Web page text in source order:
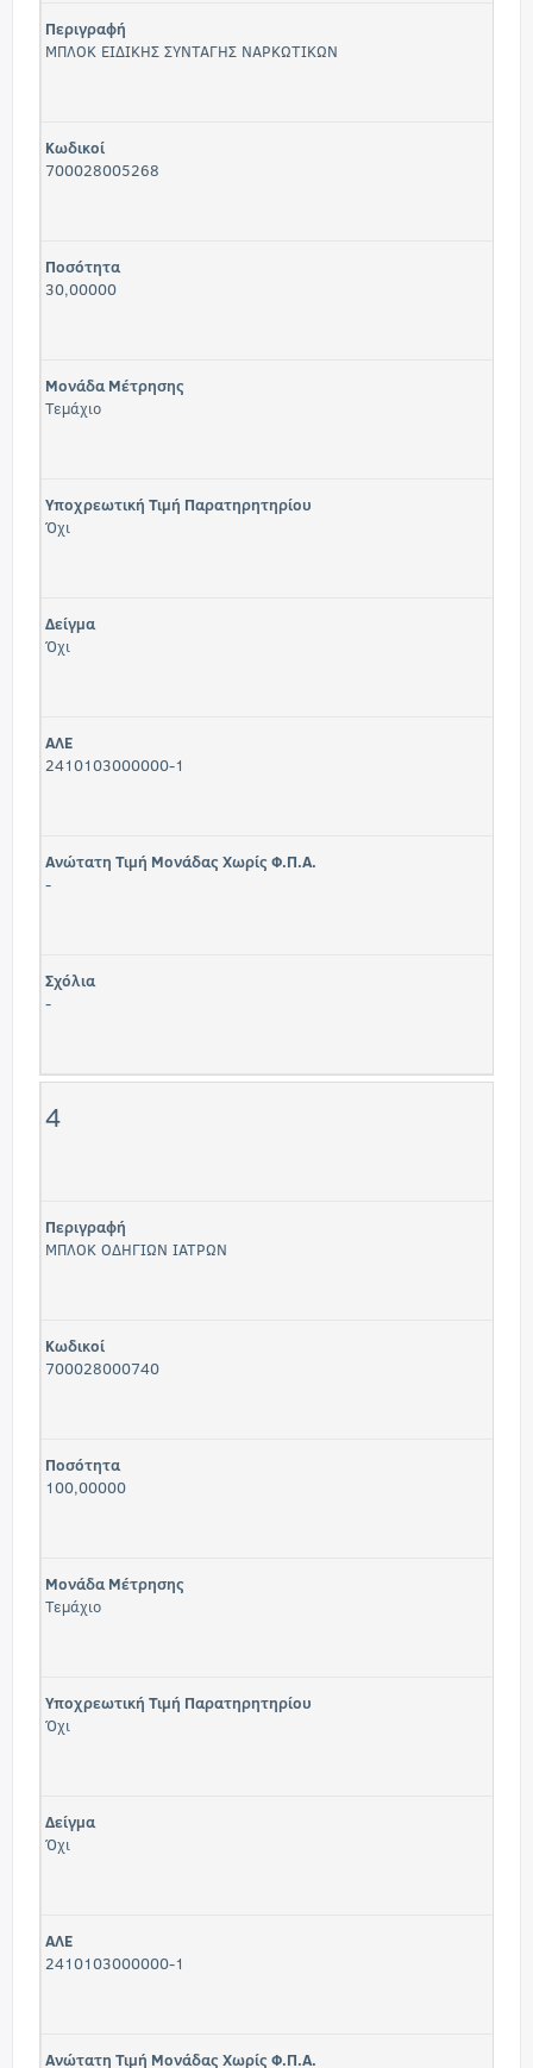
Περιγραφή
ΜΠΛΟΚ ΕΙΔΙΚΗΣ ΣΥΝΤΑΓΗΣ ΝΑΡΚΩΤΙΚΩΝ
Κωδικοί
700028005268
Ποσότητα
30,00000
Μονάδα Μέτρησης
Τεμάχιο
Υποχρεωτική Τιμή Παρατηρητηρίου
Όχι
Δείγμα
Όχι
ΑΛΕ
2410103000000-1
Ανώτατη Τιμή Μονάδας Χωρίς Φ.Π.Α.
-
Σχόλια
-
4
Περιγραφή
ΜΠΛΟΚ ΟΔΗΓΙΩΝ ΙΑΤΡΩΝ
Κωδικοί
700028000740
Ποσότητα
100,00000
Μονάδα Μέτρησης
Τεμάχιο
Υποχρεωτική Τιμή Παρατηρητηρίου
Όχι
Δείγμα
Όχι
ΑΛΕ
2410103000000-1
Ανώτατη Τιμή Μονάδας Χωρίς Φ.Π.Α.